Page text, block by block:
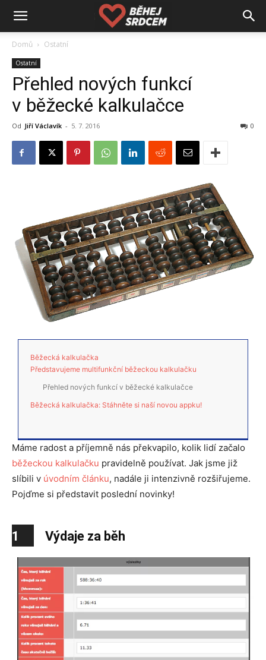
Domů Ostatní
Ostatní
Přehled nových funkcí
v běžecké kalkulačce
Od Jiří Václavík - 5. 7. 2016 0
Běžecká kalkulačka
Představujeme multifunkční běžeckou kalkulačku
Přehled nových funkcí v běžecké kalkulačce
Běžecká kalkulačka: Stáhněte si naší novou appku!
Máme radost a příjemně nás překvapilo, kolik lidí začalo
běžeckou kalkulačku pravidelně používat. Jak jsme již
slíbili v úvodním článku, nadále ji intenzivně rozšiřujeme.
Pojďme si představit poslední novinky!
1 Výdaje za běh